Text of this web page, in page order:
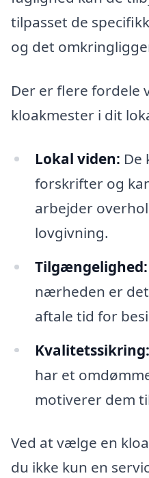
tilpasset de
og det
Der er flere fordele
kloakmester i dit
Lokal viden: De
forskrifter og
arbejder
lovgivning.
Tilgængelighed:
nærheden er
aftale tid for
Kvalitetssikring:
har et
motiverer dem
Ved at vælge en
du ikke kun en